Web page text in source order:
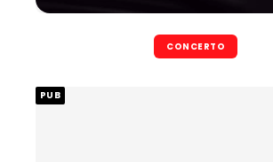
CONCERTO
PUB